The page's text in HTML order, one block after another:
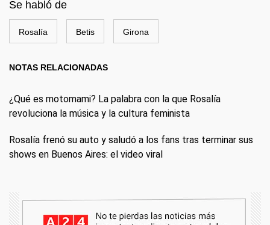
Se habló de
Rosalía Betis Girona
NOTAS RELACIONADAS
¿Qué es motomami? La palabra con la que Rosalía
revoluciona la música y la cultura feminista
Rosalía frenó su auto y saludó a los fans tras terminar sus
shows en Buenos Aires: el video viral